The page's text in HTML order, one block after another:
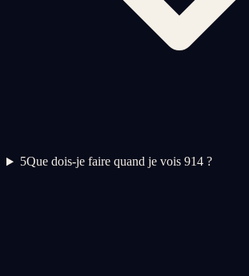
5Que dois-je faire quand je vois 914 ?